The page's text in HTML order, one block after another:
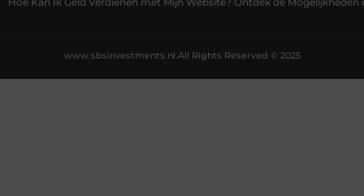
All Rights Reserved © 2025
www.sbsinvestments.nl.